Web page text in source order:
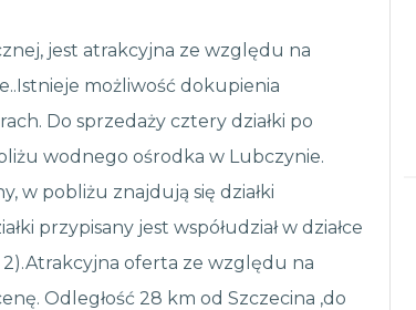
jest atrakcyjna ze względu na
możliwość dokupienia
Do sprzedaży cztery działki po
wodnego ośrodka w Lubczynie.
w pobliżu znajdują się działki
przypisany jest współudział w działce
2).Atrakcyjna oferta ze względu na
Odległość 28 km od Szczecina ,do